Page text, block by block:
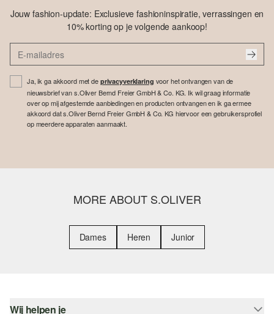
Jouw fashion-update: Exclusieve fashioninspiratie, verrassingen en
10% korting op je volgende aankoop!
Ja, ik ga akkoord met de privacyverklaring voor het ontvangen van de
nieuwsbrief van s.Oliver Bernd Freier GmbH & Co. KG. Ik wil graag informatie
over op mij afgestemde aanbiedingen en producten ontvangen en ik ga ermee
akkoord dat s.Oliver Bernd Freier GmbH & Co. KG hiervoor een gebruikersprofiel
op meerdere apparaten aanmaakt.
MORE ABOUT S.OLIVER
Dames Heren Junior
Wij helpen je